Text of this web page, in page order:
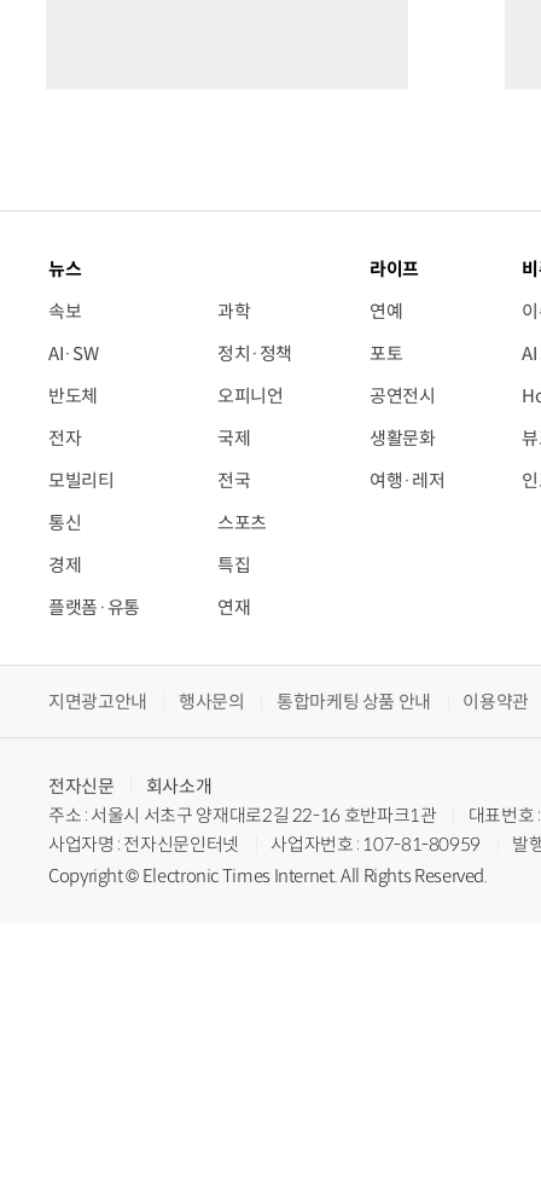
뉴스
속보
AI·SW
반도체
전자
모빌리티
통신
경제
플랫폼·유통
과학
정치·정책
오피니언
국제
전국
스포츠
특집
연재
라이프
연예
포토
공연전시
생활문화
여행·레저
지면광고안내 행사문의 통합마케팅 상품 안내 이용약관
전자신문
회사소개
주소 : 서울시 서초구 양재대로2길 22-16 호반파크1관
대표번
사업자명 : 전자신문인터넷
사업자번호 : 107-81-80959
발
Copyright © Electronic Times Internet. All Rights Reserved.